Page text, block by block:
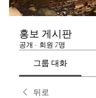
홍보 게시판
공개 · 회원 7명
그룹 대화
뒤로